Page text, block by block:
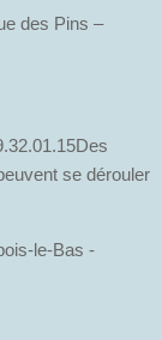
des Pins –
se dérouler
le-Bas -